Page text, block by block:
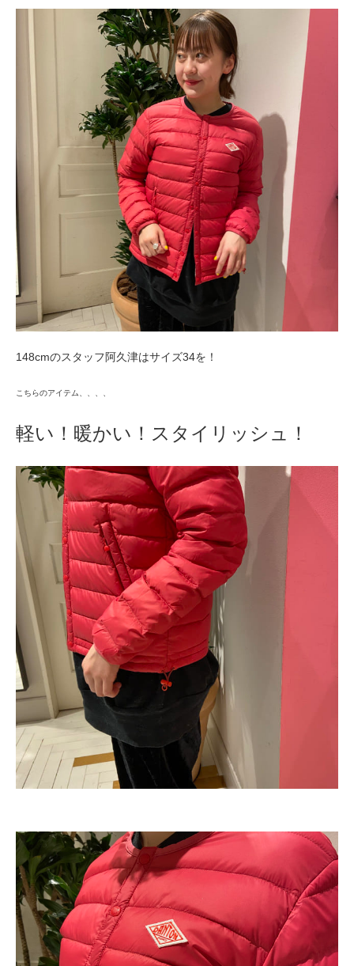
148cmのスタッフ阿久津はサイズ34を！
こちらのアイテム、、、、
軽い！暖かい！スタイリッシュ！